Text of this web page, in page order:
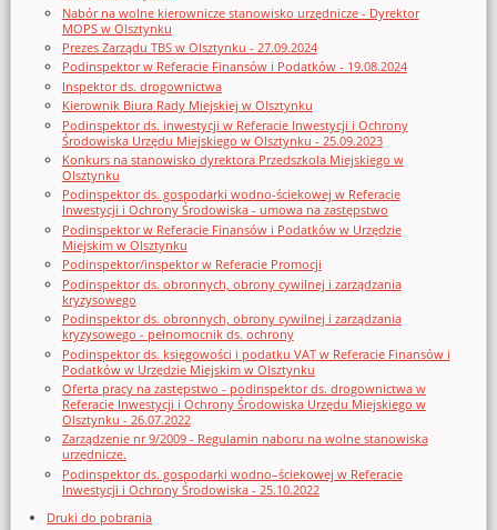
Nabór na wolne kierownicze stanowisko urzędnicze - Dyrektor
MOPS w Olsztynku
Prezes Zarządu TBS w Olsztynku - 27.09.2024
Podinspektor w Referacie Finansów i Podatków - 19.08.2024
Inspektor ds. drogownictwa
Kierownik Biura Rady Miejskiej w Olsztynku
Podinspektor ds. inwestycji w Referacie Inwestycji i Ochrony
Środowiska Urzędu Miejskiego w Olsztynku - 25.09.2023
Konkurs na stanowisko dyrektora Przedszkola Miejskiego w
Olsztynku
Podinspektor ds. gospodarki wodno-ściekowej w Referacie
Inwestycji i Ochrony Środowiska - umowa na zastępstwo
Podinspektor w Referacie Finansów i Podatków w Urzędzie
Miejskim w Olsztynku
Podinspektor/inspektor w Referacie Promocji
Podinspektor ds. obronnych, obrony cywilnej i zarządzania
kryzysowego
Podinspektor ds. obronnych, obrony cywilnej i zarządzania
kryzysowego - pełnomocnik ds. ochrony
Podinspektor ds. księgowości i podatku VAT w Referacie Finansów i
Podatków w Urzędzie Miejskim w Olsztynku
Oferta pracy na zastępstwo - podinspektor ds. drogownictwa w
Referacie Inwestycji i Ochrony Środowiska Urzędu Miejskiego w
Olsztynku - 26.07.2022
Zarządzenie nr 9/2009 - Regulamin naboru na wolne stanowiska
urzędnicze.
Podinspektor ds. gospodarki wodno–ściekowej w Referacie
Inwestycji i Ochrony Środowiska - 25.10.2022
Druki do pobrania